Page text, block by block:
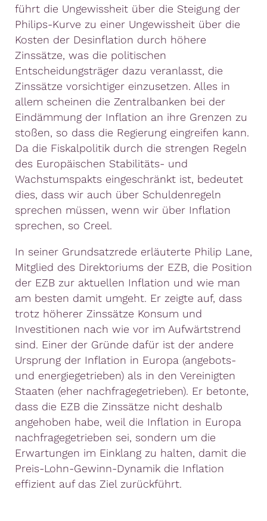
führt die Ungewissheit über die Steigung der
Philips-Kurve zu einer Ungewissheit über die
Kosten der Desinflation durch höhere
Zinssätze, was die politischen
Entscheidungsträger dazu veranlasst, die
Zinssätze vorsichtiger einzusetzen. Alles in
allem scheinen die Zentralbanken bei der
Eindämmung der Inflation an ihre Grenzen zu
stoßen, so dass die Regierung eingreifen kann.
Da die Fiskalpolitik durch die strengen Regeln
des Europäischen Stabilitäts- und
Wachstumspakts eingeschränkt ist, bedeutet
dies, dass wir auch über Schuldenregeln
sprechen müssen, wenn wir über Inflation
sprechen, so Creel.
In seiner Grundsatzrede erläuterte Philip Lane,
Mitglied des Direktoriums der EZB, die Position
der EZB zur aktuellen Inflation und wie man
am besten damit umgeht. Er zeigte auf, dass
trotz höherer Zinssätze Konsum und
Investitionen nach wie vor im Aufwärtstrend
sind. Einer der Gründe dafür ist der andere
Ursprung der Inflation in Europa (angebots-
und energiegetrieben) als in den Vereinigten
Staaten (eher nachfragegetrieben). Er betonte,
dass die EZB die Zinssätze nicht deshalb
angehoben habe, weil die Inflation in Europa
nachfragegetrieben sei, sondern um die
Erwartungen im Einklang zu halten, damit die
Preis-Lohn-Gewinn-Dynamik die Inflation
effizient auf das Ziel zurückführt.